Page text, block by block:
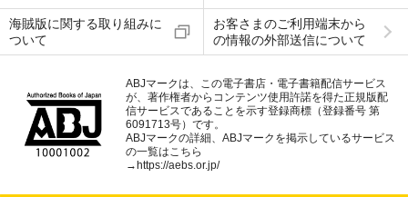
海賊版に関する取り組みに
ついて
お客さまのご利用端末から
の情報の外部送信について
ABJマークは、この電子書店・電子書籍配信サービス
が、著作権者からコンテンツ使用許諾を得た正規版配
信サービスであることを示す登録商標（登録番号 第
6091713号）です。
ABJマークの詳細、ABJマークを掲示しているサービス
の一覧はこちら
→ https://aebs.or.jp/